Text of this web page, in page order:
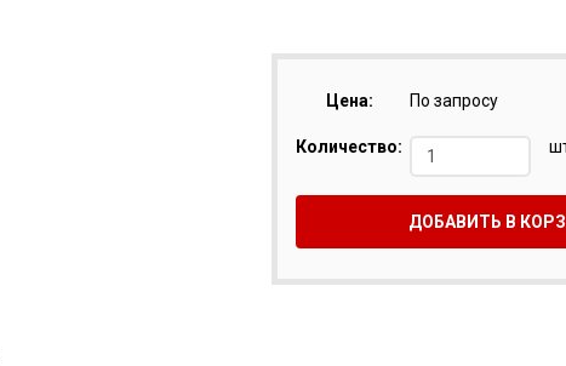
Цена: По запросу
Количество:
ДОБАВИТЬ В